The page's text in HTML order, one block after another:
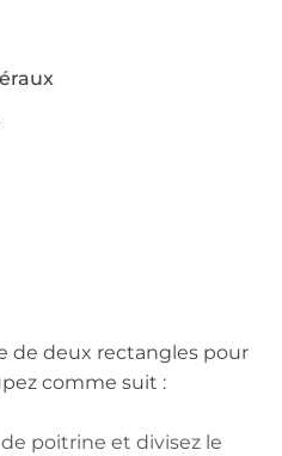
de deux rectangles pour
comme suit :
poitrine et divisez le